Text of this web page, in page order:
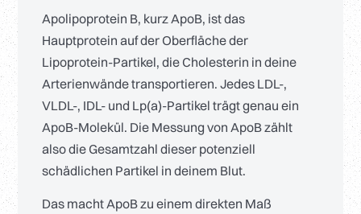
Apolipoprotein B, kurz ApoB, ist das
Hauptprotein auf der Oberfläche der
Lipoprotein-Partikel, die Cholesterin in deine
Arterienwände transportieren. Jedes LDL-,
VLDL-, IDL- und Lp(a)-Partikel trägt genau ein
ApoB-Molekül. Die Messung von ApoB zählt
also die Gesamtzahl dieser potenziell
schädlichen Partikel in deinem Blut.
Das macht ApoB zu einem direkten Maß